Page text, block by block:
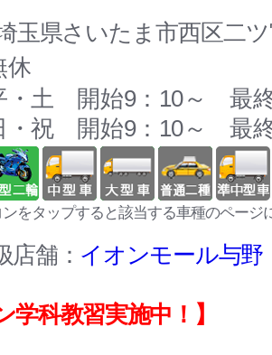
玉県さいたま市西区二
休
・土 開始9：10～ 最
・祝 開始9：10～ 最
をタップすると該当する車種のページ
店舗： イオンモール与野
学科教習実施中！】